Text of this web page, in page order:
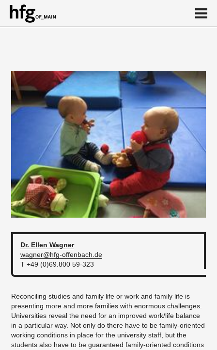
Elternschaft
Pflege
Gesundheit und Sport
Dr. Ellen Wagner
wagner@hfg-offenbach.de
T +49 (0)69.800 59-323
Reconciling studies and family life or work and family life is
presenting more and more families with enormous challenges.
Universities reveal the need for an improved work/life balance
in a particular way. Not only do there have to be family-oriented
working conditions in place for the university staff, but the
students also have to be guaranteed family-oriented conditions